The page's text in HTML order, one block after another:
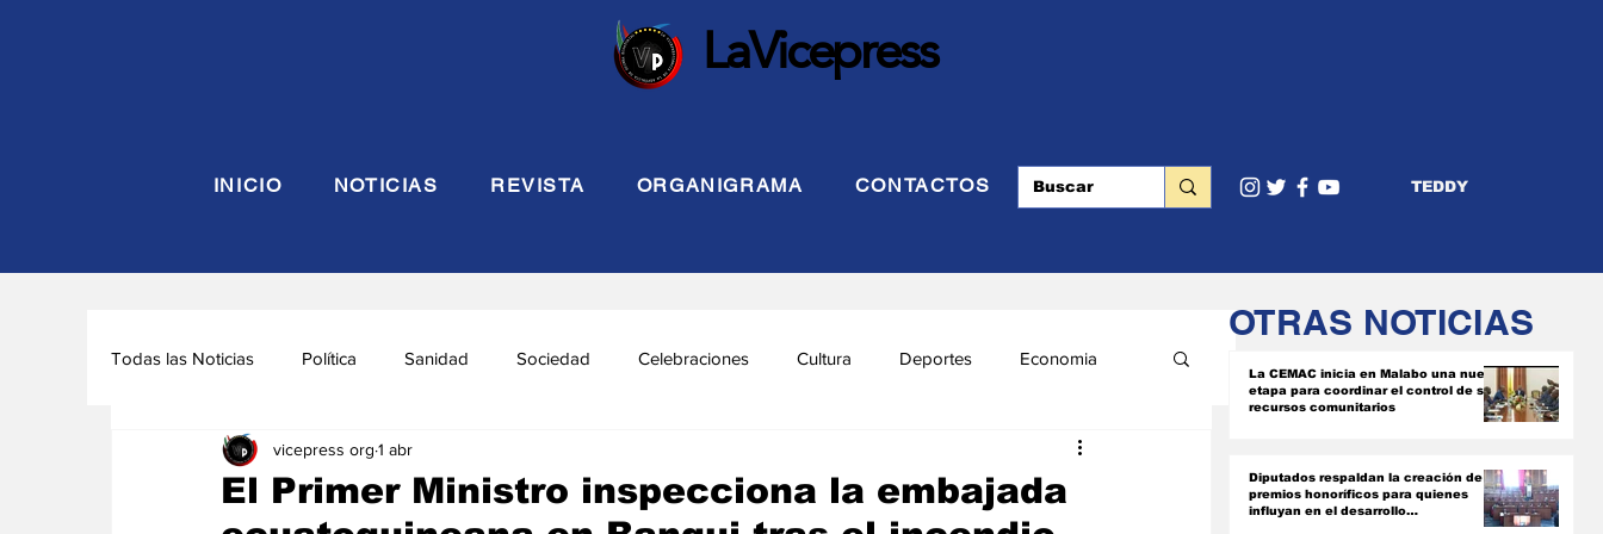
LaVicepress
INICIO NOTICIAS REVISTA ORGANIGRAMA CONTACTOS TEDDY
Todas las Noticias Política Sanidad Sociedad Celebraciones Cultura Deportes Economia
Seguridad y Defensa Turismo INTERIOR
El Primer Ministro inspecciona la embajada
vicepress org 1 abr
OTRAS NOTICIAS
La CEMAC inicia en Malabo una nueva
etapa para coordinar el control de sus
recursos comunitarios
Diputados respaldan la creación de
premios honoríficos para quienes
influyan en el desarrollo